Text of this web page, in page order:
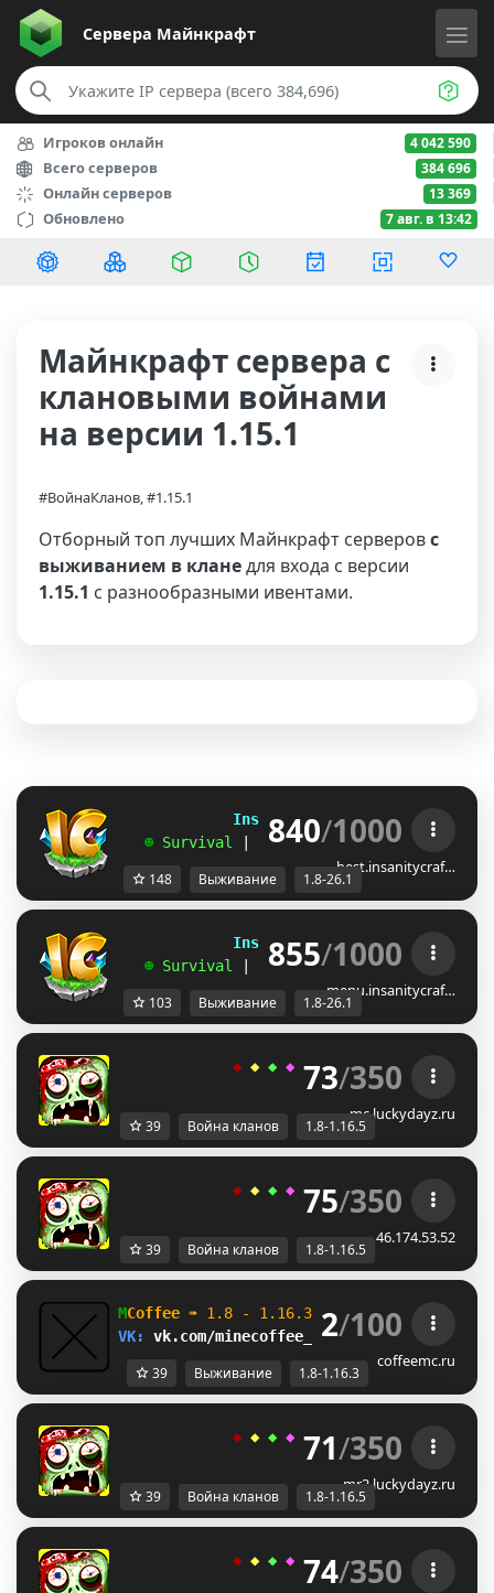
Сервера Майнкрафт
Игроков онлайн 4 042 590
Всего серверов 384 696
Онлайн серверов 13 369
Обновлено 7 авг. в 13:42
Майнкрафт сервера с
клановыми войнами
на версии 1.15.1
#ВойнаКланов, #1.15.1
Отборный топ лучших Майнкрафт серверовс
выживанием в кланедля входа с версии
1.15.1 с разнообразными ивентами.
InsanityCraft || 1.8 - 26.1
☻ Survival Factions | Skyblock
840/1000
best.insanitycraf…
148 Выживание 1.8-26.1
InsanityCraft || 1.8 - 26.1
☻ Survival Factions | Skyblock
855/1000
menu.insanitycraf…
103 Выживание 1.8-26.1
◆ ◆ ◆ ◆ ◆ ＬＵＣＫＹ- ＤＡＹＺ
73/350
mc.luckydayz.ru
39 Война кланов 1.8-1.16.5
◆ ◆ ◆ ◆ ◆ ＬＵＣＫＹ- ＤＡＹＺ
75/350
46.174.53.52
39 Война кланов 1.8-1.16.5
MCoffee ➠ 1.8 -
VK: vk.com/minecoffee_server
2/100
coffeemc.ru
39 Выживание 1.8-1.16.3
◆ ◆ ◆ ◆ ◆ ＬＵＣＫＹ- ＤＡＹＺ
71/350
mr2.luckydayz.ru
39 Война кланов 1.8-1.16.5
◆ ◆ ◆ ◆ ◆ ＬＵＣＫＹ- ＤＡＹＺ
74/350